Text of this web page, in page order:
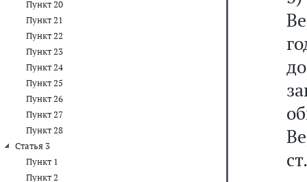
Пункт 20
Пункт 21
Пункт 22
Пункт 23
Пункт 24
Пункт 25
Пункт 26
Пункт 27
Пункт 28
Статья 3
Пункт 1
Пункт 2